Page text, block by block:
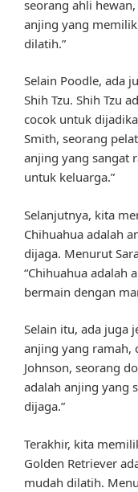
seorang ahli
anjing yang
dilatih.”
Selain Poodle, ada
Shih Tzu. Shih Tzu
cocok untuk
Smith, seorang
anjing yang sangat
untuk keluarga.”
Selanjutnya, kita
Chihuahua adalah
dijaga. Menurut
“Chihuahua adalah
bermain dengan
Selain itu, ada juga
anjing yang ramah,
Johnson, seorang
adalah anjing yang
dijaga.”
Terakhir, kita
Golden Retriever
mudah dilatih.